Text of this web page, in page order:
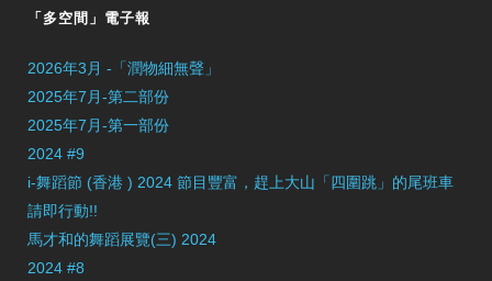
「多空間」電子報
2026年3月 -「潤物細無聲」
2025年7月-第二部份
2025年7月-第一部份
2024 #9
i-舞蹈節 (香港 ) 2024 節目豐富，趕上大山「四圍跳」的尾班車
請即行動!!
馬才和的舞蹈展覽(三) 2024
2024 #8